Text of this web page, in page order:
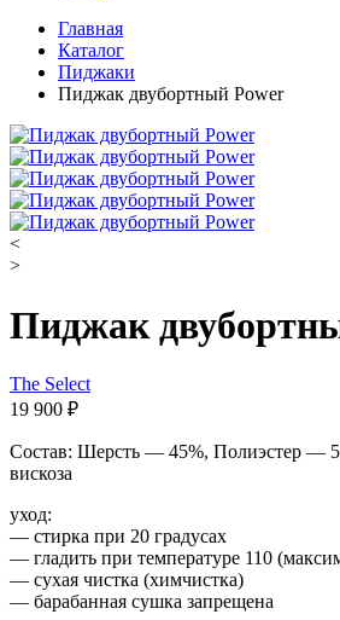
Главная
Каталог
Пиджаки
Пиджак двубортный Power
<
>
Пиджак
The Select
19 900 ₽
Cостав: Шерсть — 45%, Полиэстер —
вискоза
уход:
— стирка при 20 градусах
— гладить при температуре 110
— сухая чистка (химчистка)
— барабанная сушка запрещена